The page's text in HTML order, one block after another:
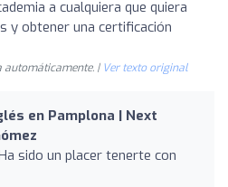
a cualquiera que quiera
y obtener una certificación
automáticamente. | Ver texto original
en Pamplona | Next
sido un placer tenerte con